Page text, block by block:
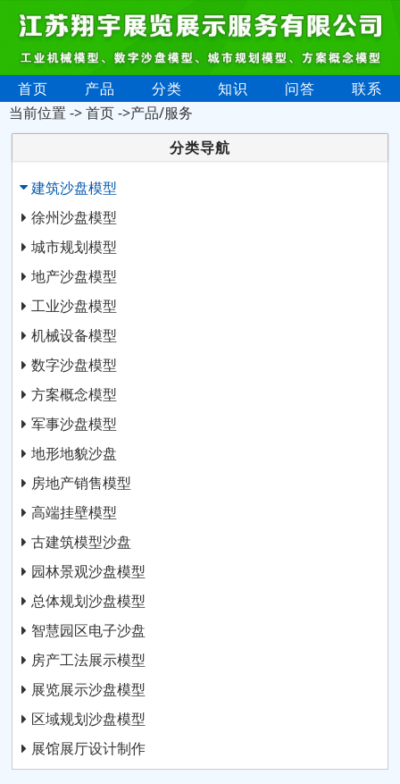
首页 产品 分类 知识 问答
联系
当前位置 ->首页->产品/服务
分类导航
建筑沙盘模型
徐州沙盘模型
城市规划模型
地产沙盘模型
工业沙盘模型
机械设备模型
数字沙盘模型
方案概念模型
军事沙盘模型
地形地貌沙盘
房地产销售模型
高端挂壁模型
古建筑模型沙盘
园林景观沙盘模型
总体规划沙盘模型
智慧园区电子沙盘
房产工法展示模型
展览展示沙盘模型
区域规划沙盘模型
展馆展厅设计制作